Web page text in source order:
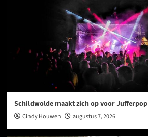
Schildwolde maakt zich op voor Jufferpop
Cindy Houwen augustus 7, 2026